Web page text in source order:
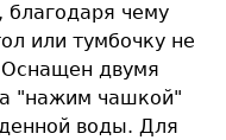
чему
или тумбочку не
Оснащен двумя
"нажим чашкой"
воды. Для